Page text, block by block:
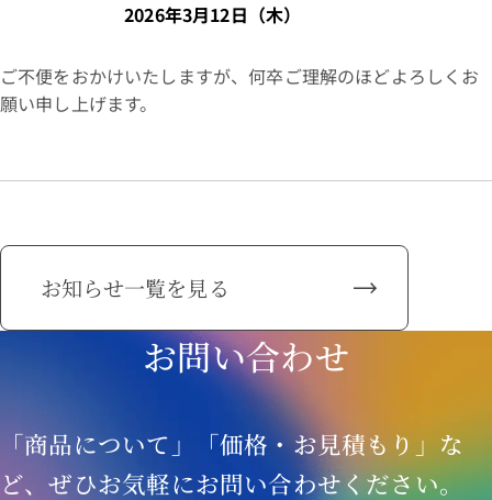
2026年3月12日（木）
ご不便をおかけいたしますが、何卒ご理解のほどよろしくお
願い申し上げます。
お知らせ一覧を見る
お問い合わせ
「商品について」「価格・お見積もり」な
ど、ぜひお気軽にお問い合わせください。